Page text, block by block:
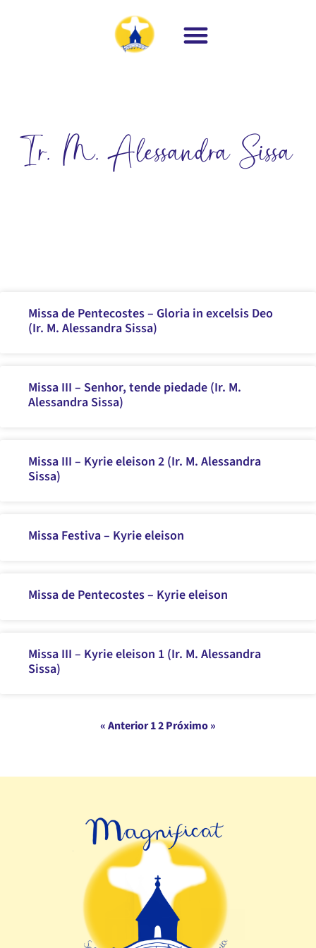
Ir. M. Alessandra Sissa
Missa de Pentecostes – Gloria in excelsis Deo
(Ir. M. Alessandra Sissa)
Missa III – Senhor, tende piedade (Ir. M.
Alessandra Sissa)
Missa III – Kyrie eleison 2 (Ir. M. Alessandra
Sissa)
Missa Festiva – Kyrie eleison
Missa de Pentecostes – Kyrie eleison
Missa III – Kyrie eleison 1 (Ir. M. Alessandra
Sissa)
« Anterior12Próximo »